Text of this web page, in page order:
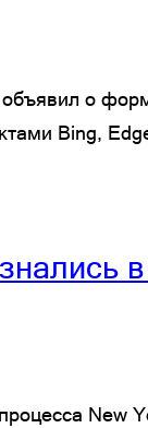
о
Bing,
New